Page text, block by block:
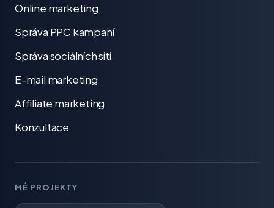
Online marketing
Správa PPC kampaní
Správa sociálních sítí
E-mail marketing
Affiliate marketing
Konzultace
MÉ PROJEKTY